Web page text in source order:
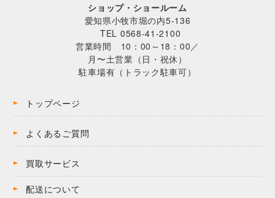
ショップ・ショールーム
愛知県小牧市堀の内5-136
TEL 0568-41-2100
営業時間 10：00～18：00／
月〜土営業（日・祝休）
駐車場有（トラック駐車可）
トップページ
よくあるご質問
買取サービス
配送について